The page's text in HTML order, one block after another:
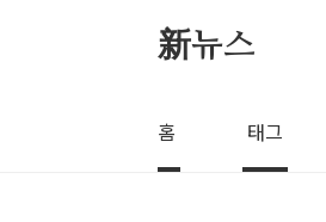
新뉴스
홈 태그